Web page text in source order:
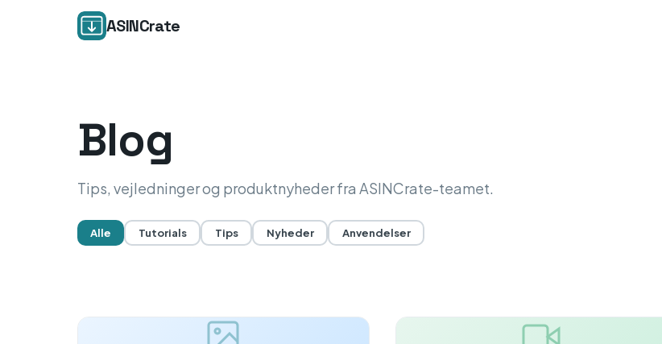
ASINCrate
Blog
Tips, vejledninger og produktnyheder fra ASINCrate-teamet.
Alle Tutorials Tips Nyheder Anvendelser